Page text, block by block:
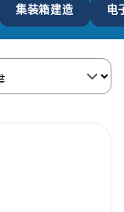
集装箱建造 电